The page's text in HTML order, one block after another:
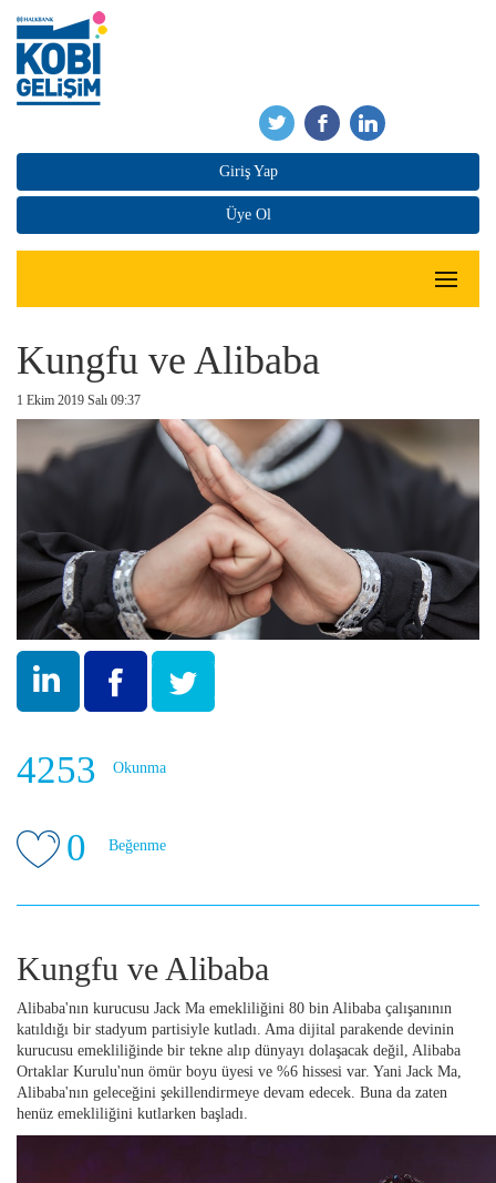
Giriş Yap
Üye Ol
Kungfu ve Alibaba
1 Ekim 2019 Salı 09:37
4253 Okunma
0 Beğenme
Kungfu ve Alibaba
Alibaba'nın kurucusu Jack Ma emekliliğini 80 bin Alibaba çalışanının
katıldığı bir stadyum partisiyle kutladı. Ama dijital parakende devinin
kurucusu emekliliğinde bir tekne alıp dünyayı dolaşacak değil, Alibaba
Ortaklar Kurulu'nun ömür boyu üyesi ve %6 hissesi var. Yani Jack Ma,
Alibaba'nın geleceğini şekillendirmeye devam edecek. Buna da zaten
henüz emekliliğini kutlarken başladı.